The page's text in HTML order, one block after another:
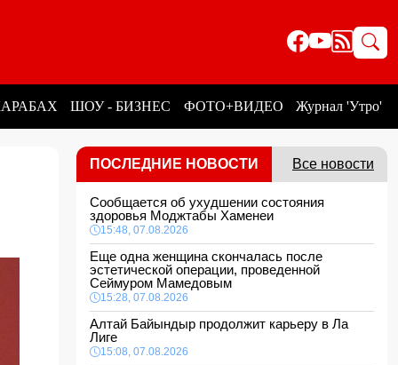
ШОУ - БИЗНЕС ФОТО+ВИДЕО Журнал 'Утро'
ПОСЛЕДНИЕ НОВОСТИ Все новости
Сообщается об ухудшении состояния
здоровья Моджтабы Хаменеи
15:48, 07.08.2026
Еще одна женщина скончалась после
эстетической операции, проведенной
Сеймуром Мамедовым
15:28, 07.08.2026
Алтай Байындыр продолжит карьеру в Ла
Лиге
15:08, 07.08.2026